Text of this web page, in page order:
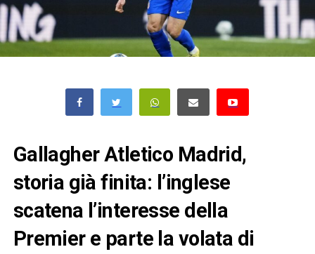
Gallagher Atletico Madrid,
storia già finita: l’inglese
scatena l’interesse della
Premier e parte la volata di